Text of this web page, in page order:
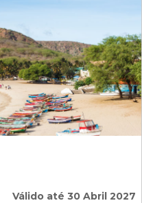
Válido até 30 Abril 2027